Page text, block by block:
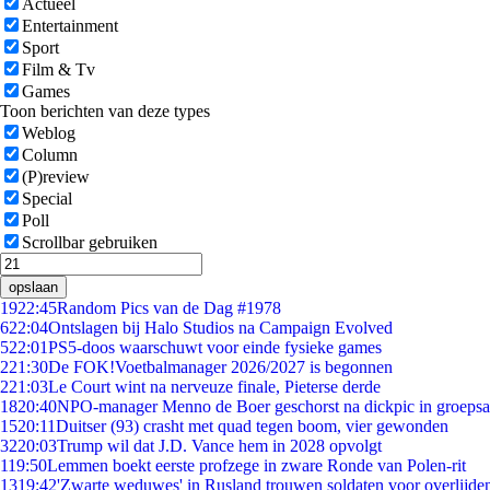
Actueel
Entertainment
Sport
Film & Tv
Games
Toon berichten van deze types
Weblog
Column
(P)review
Special
Poll
Scrollbar gebruiken
opslaan
1922:45Random Pics van de Dag #1978
622:04Ontslagen bij Halo Studios na Campaign Evolved
522:01PS5-doos waarschuwt voor einde fysieke games
221:30De FOK!Voetbalmanager 2026/2027 is begonnen
221:03Le Court wint na nerveuze finale, Pieterse derde
1820:40NPO-manager Menno de Boer geschorst na dickpic in
1520:11Duitser (93) crasht met quad tegen boom, vier gewonden
3220:03Trump wil dat J.D. Vance hem in 2028 opvolgt
119:50Lemmen boekt eerste profzege in zware Ronde van Polen-rit
1319:42'Zwarte weduwes' in Rusland trouwen soldaten voor